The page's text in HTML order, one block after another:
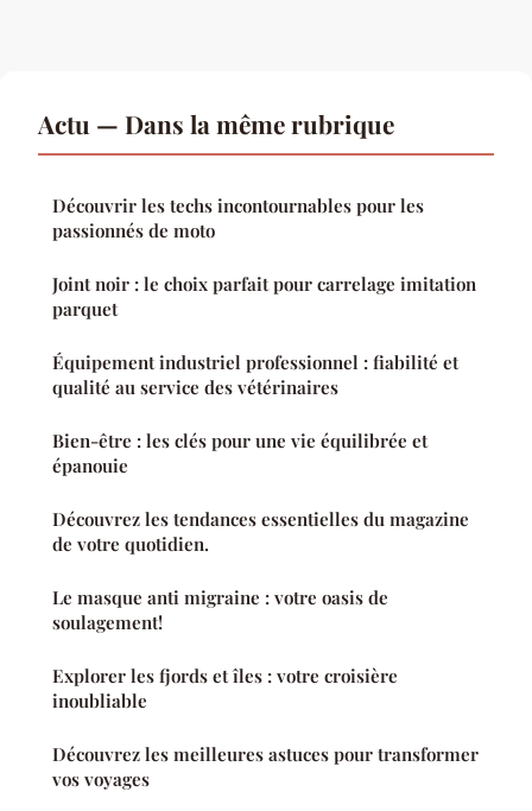
Actu — Dans la même rubrique
Découvrir les techs incontournables pour les
passionnés de moto
Joint noir : le choix parfait pour carrelage imitation
parquet
Équipement industriel professionnel : fiabilité et
qualité au service des vétérinaires
Bien-être : les clés pour une vie équilibrée et
épanouie
Découvrez les tendances essentielles du magazine
de votre quotidien.
Le masque anti migraine : votre oasis de
soulagement!
Explorer les fjords et îles : votre croisière
inoubliable
Découvrez les meilleures astuces pour transformer
vos voyages